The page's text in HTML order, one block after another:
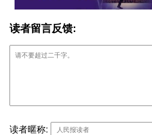
读者留言反馈:
读者暱称: